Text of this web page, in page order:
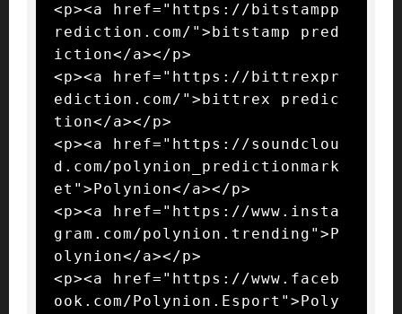
<p><a href="https://bitstampp
rediction.com/">bitstamp pred
iction</a></p>
<p><a href="https://bittrexpr
ediction.com/">bittrex predic
tion</a></p>
<p><a href="https://soundclou
d.com/polynion_predictionmark
et">Polynion</a></p>
<p><a href="https://www.insta
gram.com/polynion.trending">P
olynion</a></p>
<p><a href="https://www.faceb
ook.com/Polynion.Esport">Poly